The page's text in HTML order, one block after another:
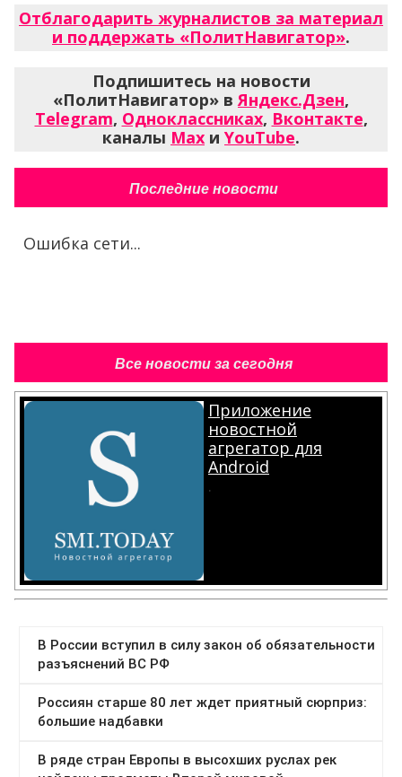
Отблагодарить журналистов за материал
и поддержать «ПолитНавигатор».
Подпишитесь на новости
«ПолитНавигатор» в Яндекс.Дзен,
Telegram, Одноклассниках, Вконтакте,
каналы Max и YouTube.
Последние новости
Ошибка сети...
Все новости за сегодня
Приложение
новостной
агрегатор для
Android
.